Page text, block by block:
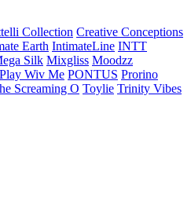
Collection Creative Conceptions
Earth IntimateLine INTT
Silk Mixgliss Moodzz
Play Wiv Me PONTUS Prorino
Screaming O Toylie Trinity Vibes